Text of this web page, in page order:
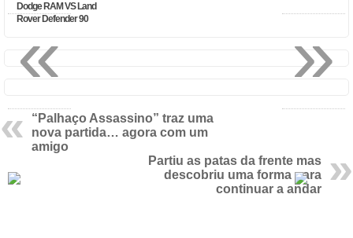
Dodge RAM VS Land
Rover Defender 90
“Palhaço Assassino” traz uma
nova partida… agora com um
amigo
Partiu as patas da frente mas
descobriu uma forma para
continuar a andar
»
«